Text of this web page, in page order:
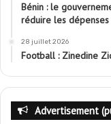
Bénin : le
réduire les dépenses
28 juillet 2026
Football : Zinedine
Advertisement